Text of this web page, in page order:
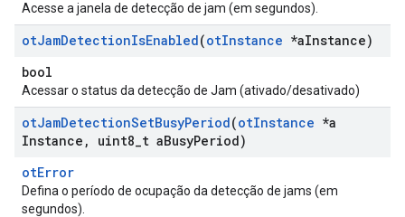
Acesse a janela de detecção de jam (em segundos).
otJamDetectionIsEnabled(otInstance *aInstance)
bool
Acessar o status da detecção de Jam (ativado/desativado)
otJamDetectionSetBusyPeriod(otInstance *a
Instance , uint8 t aBusyPeriod)
otError
Defina o período de ocupação da detecção de jams (em
segundos).